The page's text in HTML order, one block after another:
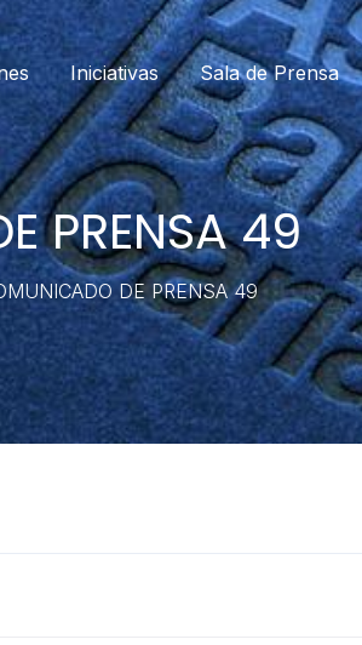
Iniciativas Sala de Prensa
PRENSA 49
DE PRENSA 49